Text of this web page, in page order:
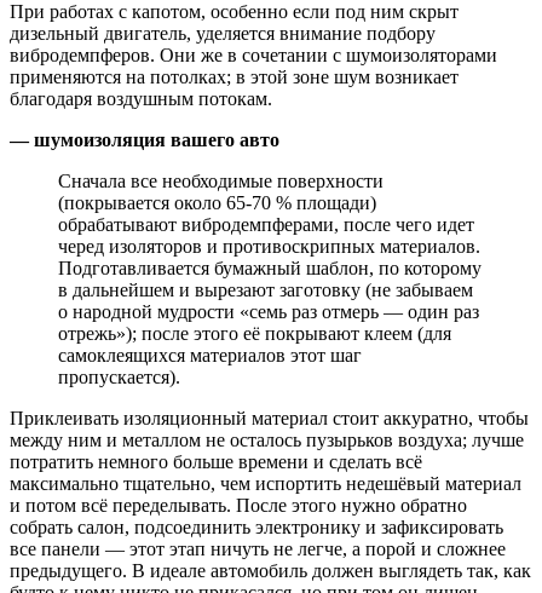
При работах с капотом, особенно если под ним скрыт
дизельный двигатель, уделяется внимание подбору
вибродемпферов. Они же в сочетании с шумоизоляторами
применяются на потолках; в этой зоне шум возникает
благодаря воздушным потокам.
— шумоизоляция вашего авто
Сначала все необходимые поверхности
(покрывается около 65-70 % площади)
обрабатывают вибродемпферами, после чего идет
черед изоляторов и противоскрипных материалов.
Подготавливается бумажный шаблон, по которому
в дальнейшем и вырезают заготовку (не забываем
о народной мудрости «семь раз отмерь — один раз
отрежь»); после этого её покрывают клеем (для
самоклеящихся материалов этот шаг
пропускается).
Приклеивать изоляционный материал стоит аккуратно, чтобы
между ним и металлом не осталось пузырьков воздуха; лучше
потратить немного больше времени и сделать всё
максимально тщательно, чем испортить недешёвый материал
и потом всё переделывать. После этого нужно обратно
собрать салон, подсоединить электронику и зафиксировать
все панели — этот этап ничуть не легче, а порой и сложнее
предыдущего. В идеале автомобиль должен выглядеть так, как